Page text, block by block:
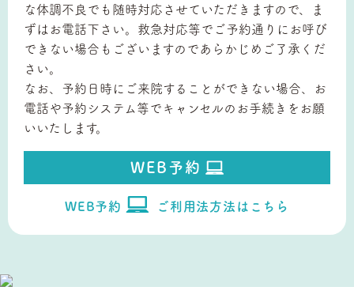
な体調不良でも随時対応させていただきますので、ま
ずはお電話下さい。救急対応等でご予約通りにお呼び
できない場合もございますのであらかじめご了承くだ
さい。
なお、予約日時にご来院することができない場合、お
電話や予約システム等でキャンセルのお手続きをお願
いいたします。
WEB予約
WEB予約 ご利用法方法はこちら